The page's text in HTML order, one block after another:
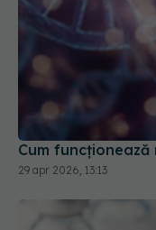
Cum
29 apr 2026, 13:13